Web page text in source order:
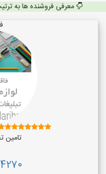
معرفی فروشنده ها به
تامین